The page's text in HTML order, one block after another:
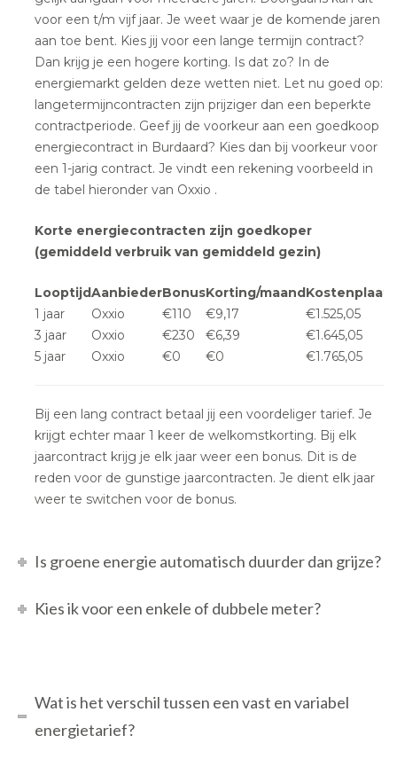
voor een t/m vijf jaar. Je weet waar je de komende jaren
aan toe bent. Kies jij voor een lange termijn contract?
Dan krijg je een hogere korting. Is dat zo? In de
energiemarkt gelden deze wetten niet. Let nu goed op:
langetermijncontracten zijn prijziger dan een beperkte
contractperiode. Geef jij de voorkeur aan een goedkoop
energiecontract in Burdaard? Kies dan bij voorkeur voor
een 1-jarig contract. Je vindt een rekening voorbeeld in
de tabel hieronder van Oxxio .
Korte energiecontracten zijn goedkoper
(gemiddeld verbruik van gemiddeld gezin)
LooptijdAanbiederBonusKorting/maand
1 jaar
Oxxio €110 €9,17
€1.525,05
3 jaar
Oxxio €230 €6,39
€1.645,05
5 jaar
Oxxio €0 €0 €1.765,05
Bij een lang contract betaal jij een voordeliger tarief. Je
krijgt echter maar 1 keer de welkomstkorting. Bij elk
jaarcontract krijg je elk jaar weer een bonus. Dit is de
reden voor de gunstige jaarcontracten. Je dient elk jaar
weer te switchen voor de bonus.
Is groene energie automatisch duurder dan grijze?
Kies ik voor een enkele of dubbele meter?
Wat is het verschil tussen een vast en variabel
energietarief?